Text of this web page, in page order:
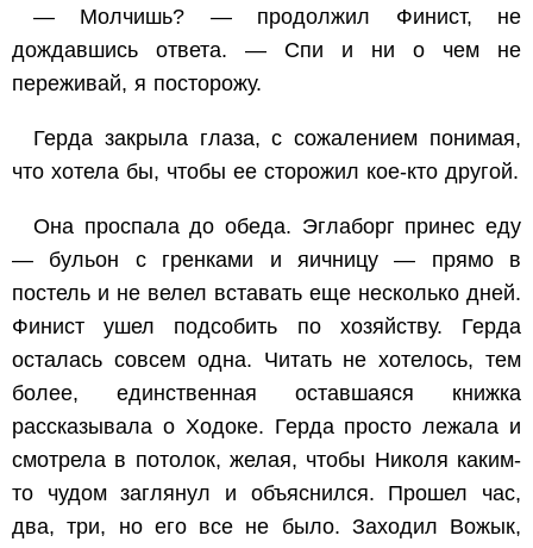
— Молчишь? — продолжил Финист, не
дождавшись ответа. — Спи и ни о чем не
переживай, я посторожу.
Герда закрыла глаза, с сожалением понимая,
что хотела бы, чтобы ее сторожил кое-кто другой.
Она проспала до обеда. Эглаборг принес еду
— бульон с гренками и яичницу — прямо в
постель и не велел вставать еще несколько дней.
Финист ушел подсобить по хозяйству. Герда
осталась совсем одна. Читать не хотелось, тем
более, единственная оставшаяся книжка
рассказывала о Ходоке. Герда просто лежала и
смотрела в потолок, желая, чтобы Николя каким-
то чудом заглянул и объяснился. Прошел час,
два, три, но его все не было. Заходил Вожык,